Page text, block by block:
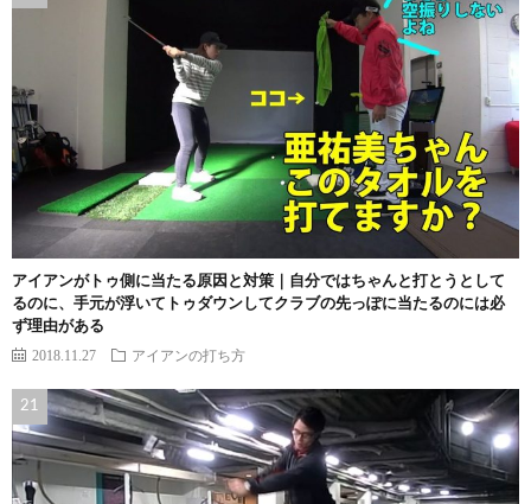
アイアンがトゥ側に当たる原因と対策｜自分ではちゃんと打とうとして
るのに、手元が浮いてトゥダウンしてクラブの先っぽに当たるのには必
ず理由がある
2018.11.27 アイアンの打ち方